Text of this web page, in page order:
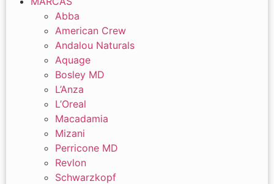
Abba
American Crew
Andalou Naturals
Aquage
Bosley MD
L’Anza
L’Oreal
Macadamia
Mizani
Perricone MD
Revlon
Schwarzkopf